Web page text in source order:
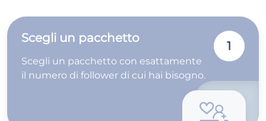
Scegli un pacchetto
Scegli un pacchetto con esattamente
il numero di follower di cui hai bisogno.
1